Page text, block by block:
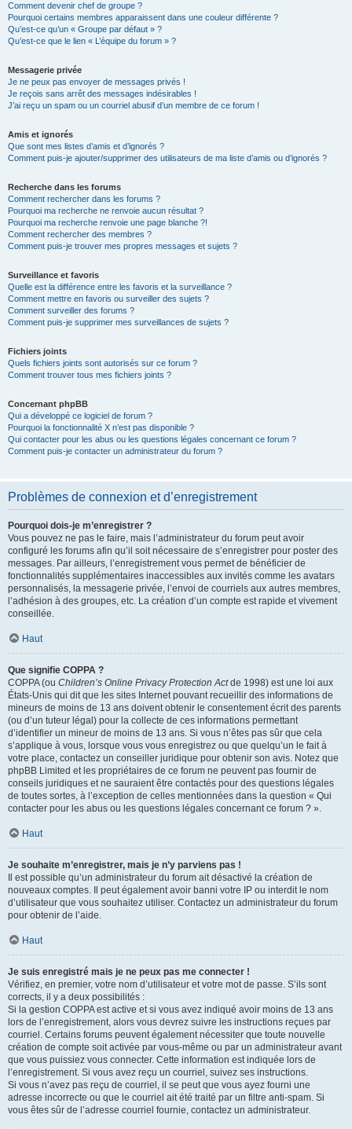
Comment devenir chef de groupe ?
Pourquoi certains membres apparaissent dans une couleur différente ?
Qu’est-ce qu’un « Groupe par défaut » ?
Qu’est-ce que le lien « L’équipe du forum » ?
Messagerie privée
Je ne peux pas envoyer de messages privés !
Je reçois sans arrêt des messages indésirables !
J’ai reçu un spam ou un courriel abusif d’un membre de ce forum !
Amis et ignorés
Que sont mes listes d’amis et d’ignorés ?
Comment puis-je ajouter/supprimer des utilisateurs de ma liste d’amis ou d’ignorés ?
Recherche dans les forums
Comment rechercher dans les forums ?
Pourquoi ma recherche ne renvoie aucun résultat ?
Pourquoi ma recherche renvoie une page blanche ?!
Comment rechercher des membres ?
Comment puis-je trouver mes propres messages et sujets ?
Surveillance et favoris
Quelle est la différence entre les favoris et la surveillance ?
Comment mettre en favoris ou surveiller des sujets ?
Comment surveiller des forums ?
Comment puis-je supprimer mes surveillances de sujets ?
Fichiers joints
Quels fichiers joints sont autorisés sur ce forum ?
Comment trouver tous mes fichiers joints ?
Concernant phpBB
Qui a développé ce logiciel de forum ?
Pourquoi la fonctionnalité X n’est pas disponible ?
Qui contacter pour les abus ou les questions légales concernant ce forum ?
Comment puis-je contacter un administrateur du forum ?
Problèmes de connexion et d’enregistrement
Pourquoi dois-je m’enregistrer ?
Vous pouvez ne pas le faire, mais l’administrateur du forum peut avoir
configuré les forums afin qu’il soit nécessaire de s’enregistrer pour poster des
messages. Par ailleurs, l’enregistrement vous permet de bénéficier de
fonctionnalités supplémentaires inaccessibles aux invités comme les avatars
personnalisés, la messagerie privée, l’envoi de courriels aux autres membres,
l’adhésion à des groupes, etc. La création d’un compte est rapide et vivement
conseillée.
Haut
Que signifie COPPA ?
COPPA (ou Children’s Online Privacy Protection Actde 1998) est une loi aux
États-Unis qui dit que les sites Internet pouvant recueillir des informations de
mineurs de moins de 13 ans doivent obtenir le consentement écrit des parents
(ou d’un tuteur légal) pour la collecte de ces informations permettant
d’identifier un mineur de moins de 13 ans. Si vous n’êtes pas sûr que cela
s’applique à vous, lorsque vous vous enregistrez ou que quelqu’un le fait à
votre place, contactez un conseiller juridique pour obtenir son avis. Notez que
phpBB Limited et les propriétaires de ce forum ne peuvent pas fournir de
conseils juridiques et ne sauraient être contactés pour des questions légales
de toutes sortes, à l’exception de celles mentionnées dans la question « Qui
contacter pour les abus ou les questions légales concernant ce forum ? ».
Haut
Je souhaite m’enregistrer, mais je n’y parviens pas !
Il est possible qu’un administrateur du forum ait désactivé la création de
nouveaux comptes. Il peut également avoir banni votre IP ou interdit le nom
d’utilisateur que vous souhaitez utiliser. Contactez un administrateur du forum
pour obtenir de l’aide.
Haut
Je suis enregistré mais je ne peux pas me connecter !
Vérifiez, en premier, votre nom d’utilisateur et votre mot de passe. S’ils sont
corrects, il y a deux possibilités :
Si la gestion COPPA est active et si vous avez indiqué avoir moins de 13 ans
lors de l’enregistrement, alors vous devrez suivre les instructions reçues par
courriel. Certains forums peuvent également nécessiter que toute nouvelle
création de compte soit activée par vous-même ou par un administrateur avant
que vous puissiez vous connecter. Cette information est indiquée lors de
l’enregistrement. Si vous avez reçu un courriel, suivez ses instructions.
Si vous n’avez pas reçu de courriel, il se peut que vous ayez fourni une
adresse incorrecte ou que le courriel ait été traité par un filtre anti-spam. Si
vous êtes sûr de l’adresse courriel fournie, contactez un administrateur.